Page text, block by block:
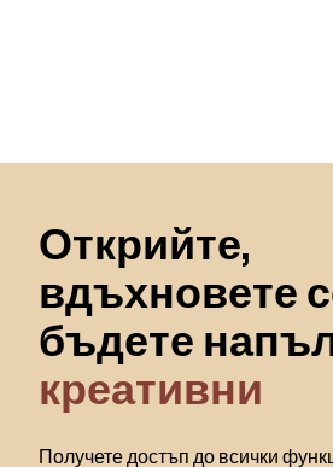
Открийте,
вдъхновете
бъдете
креативни
Получете достъп до всички